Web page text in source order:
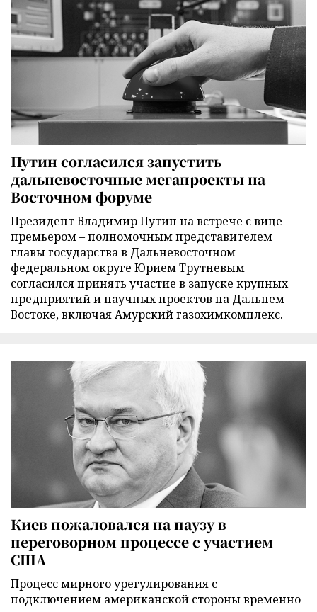
Путин согласился запустить
дальневосточные мегапроекты на
Восточном форуме
Президент Владимир Путин на встрече с вице-
премьером – полномочным представителем
главы государства в Дальневосточном
федеральном округе Юрием Трутневым
согласился принять участие в запуске крупных
предприятий и научных проектов на Дальнем
Востоке, включая Амурский газохимкомплекс.
Киев пожаловался на паузу в
переговорном процессе с участием
США
Процесс мирного урегулирования с
подключением американской стороны временно